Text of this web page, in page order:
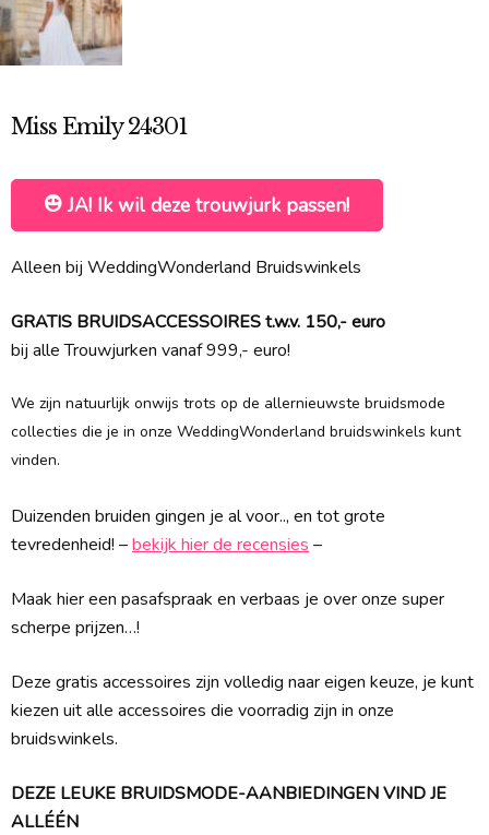
Miss Emily 24301
JA! Ik wil deze trouwjurk passen!
Alleen bij WeddingWonderland Bruidswinkels
GRATIS BRUIDSACCESSOIRES t.w.v. 150,- euro
bij alle Trouwjurken vanaf 999,- euro!
We zijn natuurlijk onwijs trots op de allernieuwste bruidsmode
collecties die je in onze WeddingWonderland bruidswinkels kunt
vinden.
Duizenden bruiden gingen je al voor.., en tot grote
tevredenheid! –bekijk hier de recensies –
Maak hier een pasafspraak en verbaas je over onze super
scherpe prijzen…!
Deze gratis accessoires zijn volledig naar eigen keuze, je kunt
kiezen uit alle accessoires die voorradig zijn in onze
bruidswinkels.
DEZE LEUKE BRUIDSMODE-AANBIEDINGEN VIND JE
ALLÉÉN